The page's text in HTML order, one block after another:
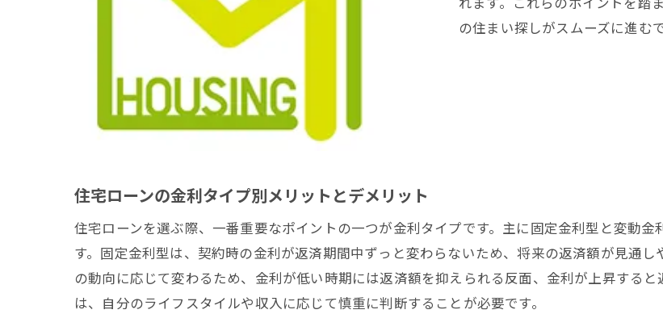
の住まい探しがスムーズに進む
住宅ローンの金利タイプ別メリットとデメリット
住宅ローンを選ぶ際、一番重要なポイントの一つが金利タイプです。主に固定金利型と変動
す。固定金利型は、契約時の金利が返済期間中ずっと変わらないため、将来の返済額が見通
の動向に応じて変わるため、金利が低い時期には返済額を抑えられる反面、金利が上昇する
は、自分のライフスタイルや収入に応じて慎重に判断することが必要です。